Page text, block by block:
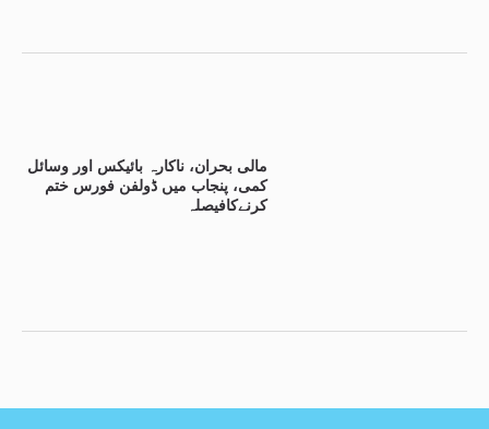
مالی بحران، ناکارہ بائیکس اور وسائل
کمی، پنجاب میں ڈولفن فورس ختم
کرنےکافیصلہ